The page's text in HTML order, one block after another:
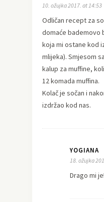
10. ožujka 2017. at 14:53
Odličan recept za
domaće bademovo
koja mi ostane kod
mlijeka). Smjesom
kalup za muffine,
12 komada muffina.
Kolač je sočan i
izdržao kod nas.
YOGIANA
18. ožujka
Drago mi je!